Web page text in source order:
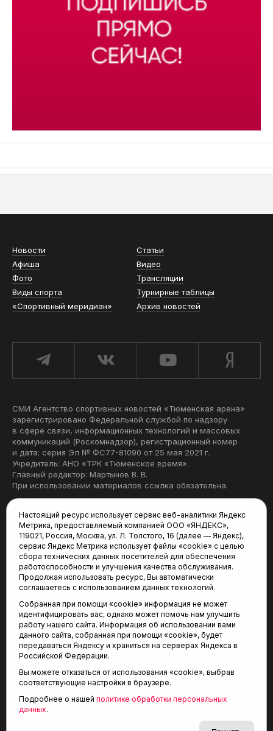
Новости
Статьи
Афиша
Видео
Фото
Трансляции
Виды спорта
Турнирные таблицы
«Спортивный меридиан»
Архив новостей
СМИ Агентство спортивных новостей «Тюменская арена»
зарегистрировано Федеральной службой по надзору
в сфере связи, информационных технологий и массовых
коммуникаций (Роскомнадзор), регистрационный номер
и дата: серия Эл № ФС77-81090 от 25 мая 2021 г.
Учредитель: АНО «ТРК «Тюменское время».
Главный редактор: Мартынов В. В.
При использовании материалов ссылка обязательна.
Редакция:
625035, Тюмень, пр. Геологоразведчиков, 28А
(3452) 68-22-28
tum-arena@mail.ru
Отдел продаж:
(3452) 68-89-78
kotovaev@sibinformburo.ru
© 2001-2026 Агентство спортивных новостей
Настоящий ресурс использует сервис веб-аналитики Яндекс
Метрика, предоставляемый компанией ООО «ЯНДЕКС»,
119021, Россия, Москва, ул. Л. Толстого, 16 (далее — Яндекс),
сервис Яндекс Метрика использует файлы «cookie» с целью
сбора технических данных посетителей для обеспечения
работоспособности и улучшения качества обслуживания.
Продолжая использовать ресурс, Вы автоматически
соглашаетесь с использованием данных технологий.
Собранная при помощи «cookie» информация не может
идентифицировать вас, однако может помочь нам улучшить
работу нашего сайта. Информация об использовании вами
данного сайта, собранная при помощи «cookie», будет
передаваться Яндексу и храниться на серверах Яндекса в
Российской Федерации.
Вы можете отказаться от использования «cookie», выбрав
соответствующие настройки в браузере.
Подробнее о нашей политике обработки персональных
данных.